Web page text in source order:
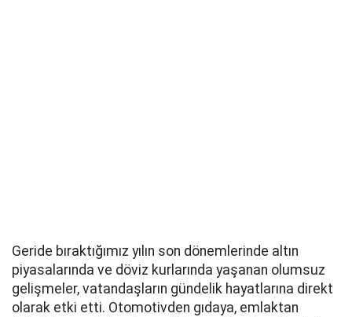
Geride bıraktığımız yılın son dönemlerinde altın
piyasalarında ve döviz kurlarında yaşanan olumsuz
gelişmeler, vatandaşların gündelik hayatlarına direkt
olarak etki etti. Otomotivden gıdaya, emlaktan